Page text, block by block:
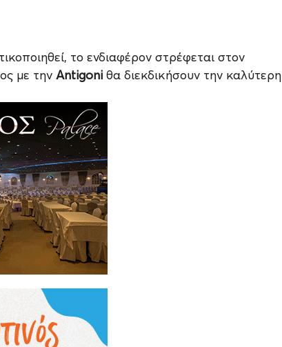
το ενδιαφέρον στρέφεται στον
με την Antigoni θα διεκδικήσουν την καλύτερη